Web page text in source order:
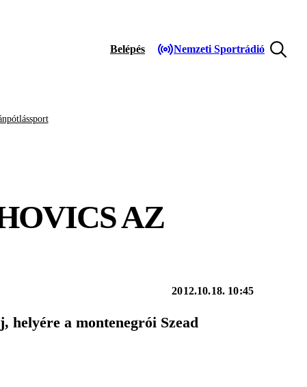
Belépés Nemzeti Sportrádió
AZ
2012.10.18. 10:45
helyére a montenegrói Szead